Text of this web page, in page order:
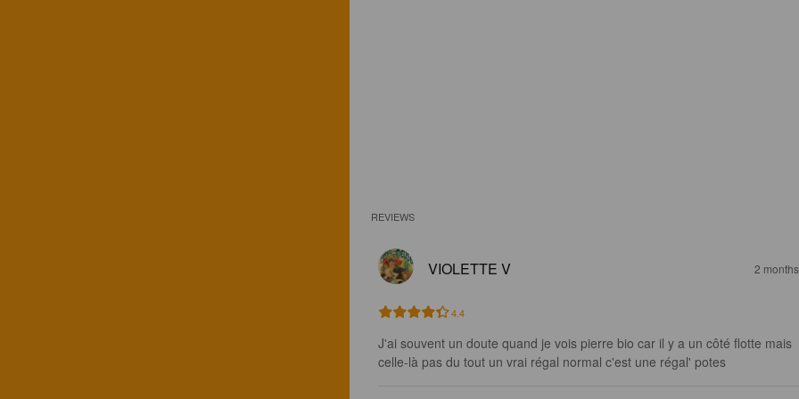
REVIEWS
VIOLETTE V 2
4.4
J'ai souvent un doute quand je vois pierre bio car il y a un côté flotte mais
celle-là pas du tout un vrai régal normal c'est une régal' potes